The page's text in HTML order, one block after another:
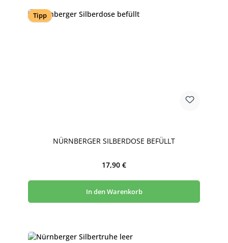
Tipp
NÜRNBERGER SILBERDOSE BEFÜLLT
Regulärer Preis:
17,90 €
In den Warenkorb